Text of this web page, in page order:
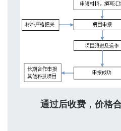
通过后收费，价格